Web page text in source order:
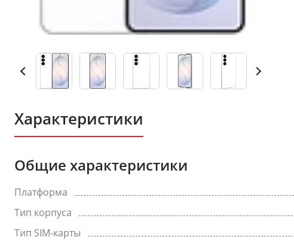
Характеристики
Общие характеристики
Платформа
Тип корпуса
Тип SIM-карты